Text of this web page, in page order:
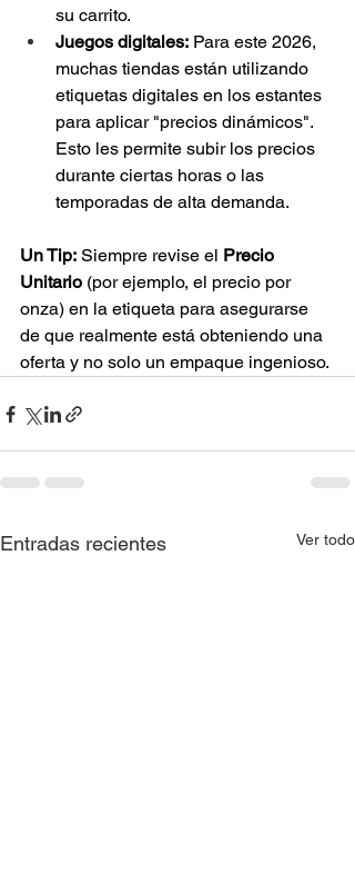
su carrito.
Juegos digitales: Para este 2026,
muchas tiendas están utilizando
etiquetas digitales en los estantes
para aplicar "precios dinámicos".
Esto les permite subir los precios
durante ciertas horas o las
temporadas de alta demanda.
Un Tip: Siempre revise el Precio
Unitario (por ejemplo, el precio por
onza) en la etiqueta para asegurarse
de que realmente está obteniendo una
oferta y no solo un empaque ingenioso.
Entradas recientes Ver todo